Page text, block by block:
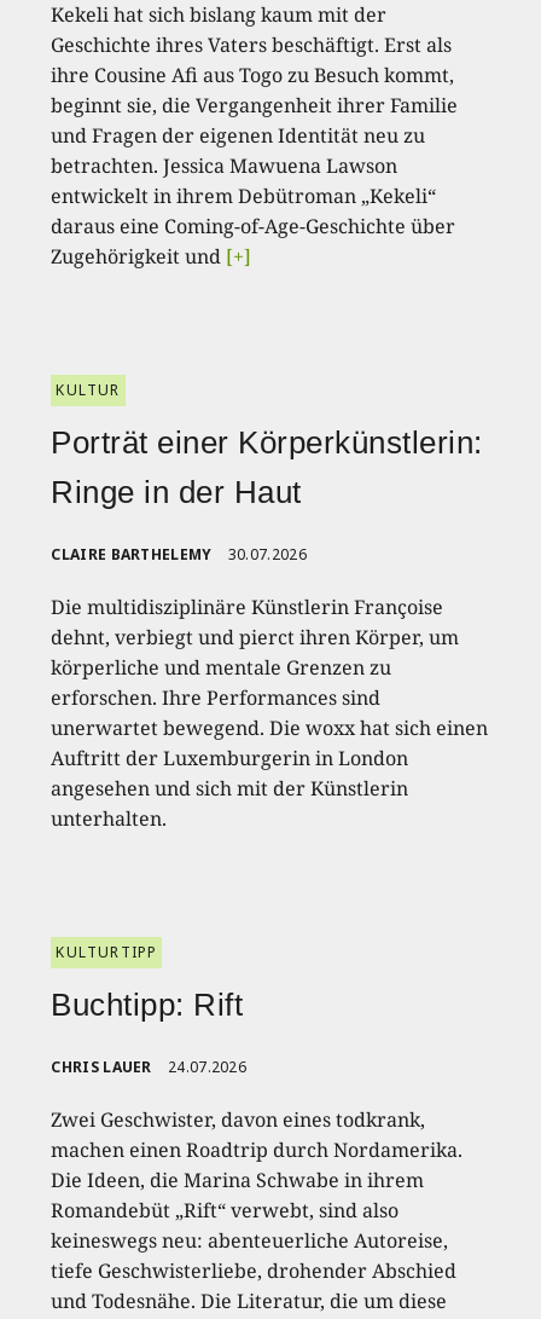
Kekeli hat sich bislang kaum mit der
Geschichte ihres Vaters beschäftigt. Erst als
ihre Cousine Afi aus Togo zu Besuch kommt,
beginnt sie, die Vergangenheit ihrer Familie
und Fragen der eigenen Identität neu zu
betrachten. Jessica Mawuena Lawson
entwickelt in ihrem Debütroman „Kekeli“
daraus eine Coming-of-Age-Geschichte über
Zugehörigkeit und [+]
KULTUR
Porträt einer Körperkünstlerin:
Ringe in der Haut
CLAIRE BARTHELEMY 30.07.2026
Die multidisziplinäre Künstlerin Françoise
dehnt, verbiegt und pierct ihren Körper, um
körperliche und mentale Grenzen zu
erforschen. Ihre Performances sind
unerwartet bewegend. Die woxx hat sich einen
Auftritt der Luxemburgerin in London
angesehen und sich mit der Künstlerin
unterhalten.
KULTURTIPP
Buchtipp: Rift
CHRIS LAUER 24.07.2026
Zwei Geschwister, davon eines todkrank,
machen einen Roadtrip durch Nordamerika.
Die Ideen, die Marina Schwabe in ihrem
Romandebüt „Rift“ verwebt, sind also
keineswegs neu: abenteuerliche Autoreise,
tiefe Geschwisterliebe, drohender Abschied
und Todesnähe. Die Literatur, die um diese